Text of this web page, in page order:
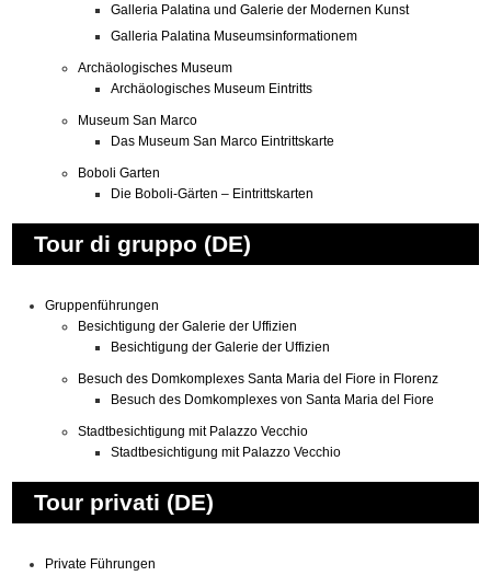
Galleria Palatina und Galerie der Modernen Kunst
Galleria Palatina Museumsinformationem
Archäologisches Museum
Archäologisches Museum Eintritts
Museum San Marco
Das Museum San Marco Eintrittskarte
Boboli Garten
Die Boboli-Gärten – Eintrittskarten
Tour di gruppo (DE)
Gruppenführungen
Besichtigung der Galerie der Uffizien
Besichtigung der Galerie der Uffizien
Besuch des Domkomplexes Santa Maria del Fiore in Florenz
Besuch des Domkomplexes von Santa Maria del Fiore
Stadtbesichtigung mit Palazzo Vecchio
Stadtbesichtigung mit Palazzo Vecchio
Tour privati (DE)
Private Führungen